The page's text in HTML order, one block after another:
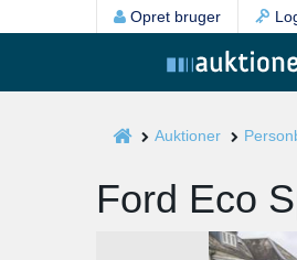
Opret bruger
Auktioner
Ford Eco